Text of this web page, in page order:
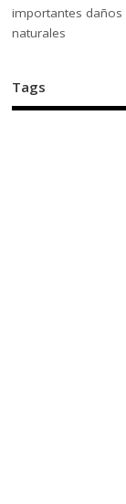
importantes daños
naturales
Tags